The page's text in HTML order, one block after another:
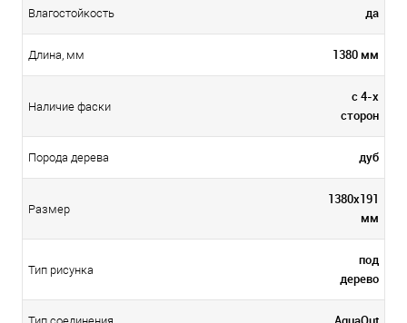
Влагостойкость да
Длина, мм 1380 мм
Наличие фаски
с 4-х
сторон
Порода дерева дуб
Размер
1380х191
мм
Тип рисунка
под
дерево